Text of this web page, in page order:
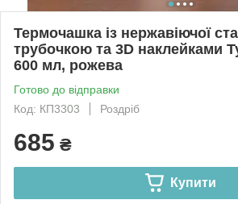
Термочашка із нержавіючої
трубочкою та 3D наклейками
600 мл, рожева
Готово до відправки
Код: КП3303
Роздріб
685 ₴
Купити